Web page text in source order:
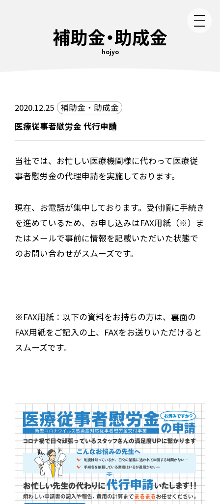
補助金・助成金
hojyo
2020.12.25 補助金・助成金
医療従事者慰労金 代行申請
当社では、お忙しい医療機関様に代わって医療従
事者慰労金の代理申請を実施しております。
現在、お電話が集中しております。受付順に手続き
を進めているため、お申し込みはFAX用紙（※）ま
たはメールで事前に情報を記載いただいた状態で
のお問い合わせがスムーズです。
※FAX用紙：以下の資料をお持ちの方は、裏面の
FAX用紙をご記入の上、FAXをお送りいただけると
スムーズです。